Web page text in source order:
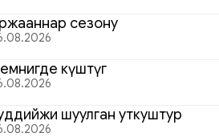
сезону
күштүг
шуулган уткуштур